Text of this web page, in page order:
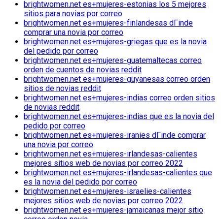
brightwomen.net es+mujeres-estonias los 5 mejores
sitios para novias por correo
brightwomen.net es+mujeres-finlandesas dГіnde
comprar una novia por correo
brightwomen.net es+mujeres-griegas que es la novia
del pedido por correo
brightwomen.net es+mujeres-guatemaltecas correo
orden de cuentos de novias reddit
brightwomen.net es+mujeres-guyanesas correo orden
sitios de novias reddit
brightwomen.net es+mujeres-indias correo orden sitios
de novias reddit
brightwomen.net es+mujeres-indias que es la novia del
pedido por correo
brightwomen.net es+mujeres-iranies dГіnde comprar
una novia por correo
brightwomen.net es+mujeres-irlandesas-calientes
mejores sitios web de novias por correo 2022
brightwomen.net es+mujeres-irlandesas-calientes que
es la novia del pedido por correo
brightwomen.net es+mujeres-israelies-calientes
mejores sitios web de novias por correo 2022
brightwomen.net es+mujeres-jamaicanas mejor sitio